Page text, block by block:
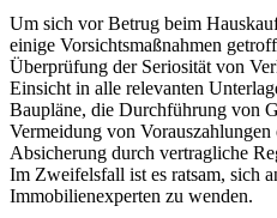
Um sich vor Betrug beim
einige Vorsichtsmaßnahmen
Überprüfung der Seriosität von
Einsicht in alle relevanten
Baupläne, die Durchführung von
Vermeidung von
Absicherung durch vertragliche
Im Zweifelsfall ist es ratsam, sich
Immobilienexperten zu wenden.